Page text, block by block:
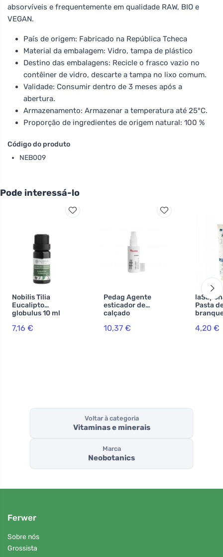
absorvíveis e frequentemente em qualidade RAW, BIO e
VEGAN.
País de origem: Fabricado na República Tcheca
Material da embalagem: Vidro, tampa de plástico
Destino das embalagens: Recicle o frasco vazio no
contêiner de vidro, descarte a tampa no lixo comum.
Validade: Consumir dentro de 3 meses após a
abertura.
Armazenamento: Armazenar a temperatura até 25°C.
Proporção de ingredientes de origem natural: 100 %
Código do produto
NEB009
Pode interessá-lo
Nobilis Tilia
Eucalipto
globulus 10 ml
7,16 €
Pedag Agente
esticador de
calçado
10,37 €
Pasta
BIO de
4,20 €
Voltar à categoria
Vitaminas e minerais
Marca
Neobotanics
Ferwer
Sobre nós
Grossista